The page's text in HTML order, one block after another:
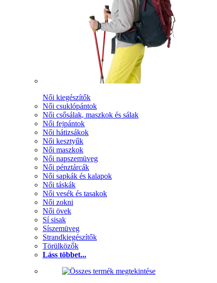
Női kiegészítők
Női csuklópántok
Női csősálak, maszkok és sálak
Női fejpántok
Női hátizsákok
Női kesztyűk
Női maszkok
Női napszemüveg
Női pénztárcák
Női sapkák és kalapok
Női táskák
Női vesék és tasakok
Női zokni
Női övek
Sí sisak
Síszemüveg
Strandkiegészítők
Törülközők
Láss többet...